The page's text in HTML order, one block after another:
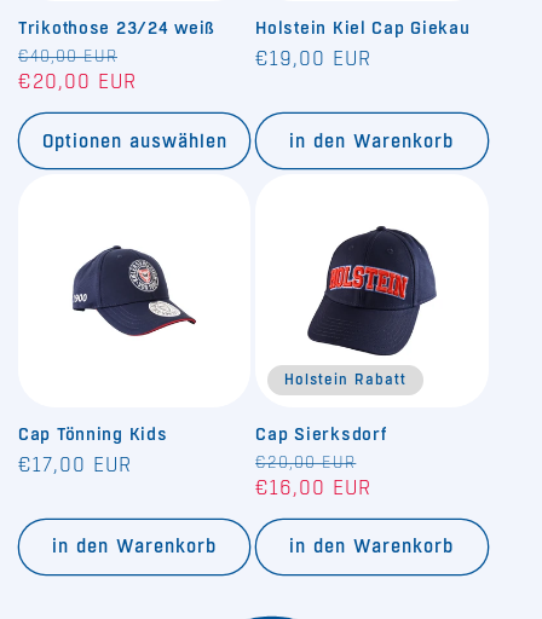
Trikothose 23/24 weiß
Normaler
Preis
€40,00 EUR
Verkaufspreis
€20,00 EUR
Optionen auswählen
Holstein Kiel Cap Giekau
Normaler
€19,00 EUR
in den Warenkorb
Cap Tönning Kids
Normaler
€17,00 EUR
in den Warenkorb
Holstein Rabatt
Cap Sierksdorf
Normaler
Preis
€20,00 EUR
€16,00 EUR
in den Warenkorb